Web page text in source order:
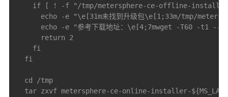
if [ ! -f "/tmp/metersphere-ce-offline-
echo -e "\e[31m未找到升级包\e[1;33m/tmp/
echo -e "参考下载地址：\e[4;7mwget -T60 -t1
      return 2
    fi
  fi
  cd /tmp
tar zxvf metersphere-ce-online-installer-